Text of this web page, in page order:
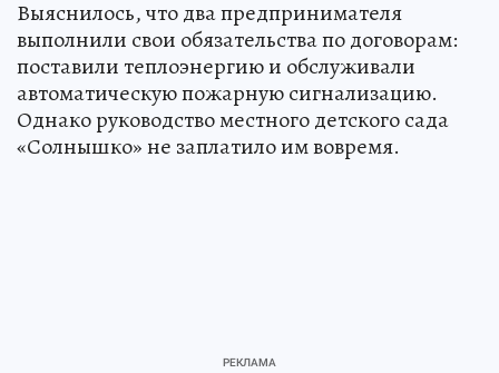
Выяснилось, что два предпринимателя
выполнили свои обязательства по договорам:
поставили теплоэнергию и обслуживали
автоматическую пожарную сигнализацию.
Однако руководство местного детского сада
«Солнышко» не заплатило им вовремя.